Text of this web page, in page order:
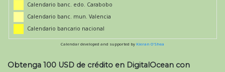
Calendario banc. edo. Carabobo
Calendario banc. mun. Valencia
Calendario bancario nacional
Calendar developed and supported by Kieran O'Shea
Obtenga 100 USD de crédito en DigitalOcean con